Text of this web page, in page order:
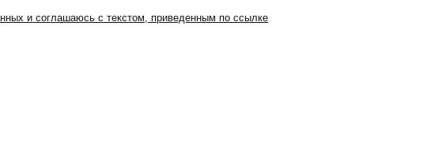
и соглашаюсь с текстом, приведенным по ссылке